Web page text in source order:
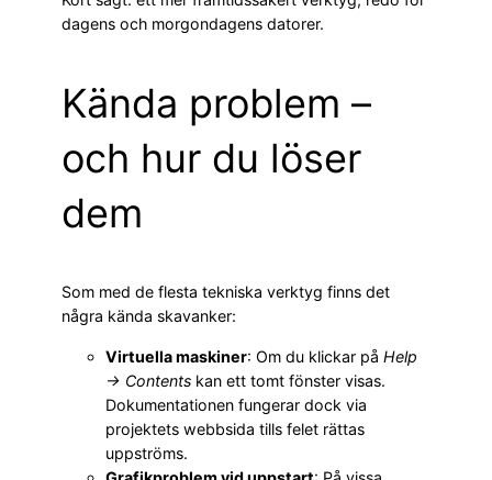
dagens och morgondagens datorer.
Kända problem –
och hur du löser
dem
Som med de flesta tekniska verktyg finns det
några kända skavanker:
Virtuella maskiner: Om du klickar på Help
→ Contents kan ett tomt fönster visas.
Dokumentationen fungerar dock via
projektets webbsida tills felet rättas
uppströms.